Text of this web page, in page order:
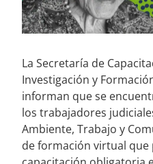
La Secretaría de
Investigación y
informan que se
los trabajadores
Ambiente, Trabajo y
de formación virtual